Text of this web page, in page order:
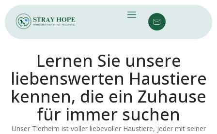
Lernen Sie unsere
liebenswerten Haustiere
kennen, die ein Zuhause
für immer suchen
Unser Tierheim ist voller liebevoller Haustiere, jeder mit seiner